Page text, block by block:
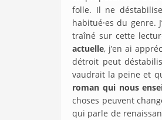
folle. Il ne
habitué·es du genre.
traîné sur cette
actuelle, j’en ai
détroit peut
vaudrait la peine et
roman qui nous
choses peuvent
qui parle de